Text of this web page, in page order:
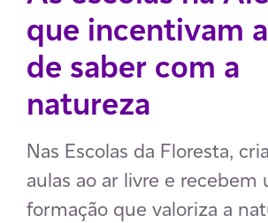
que incentivam
de saber com a
natureza
Nas Escolas da Floresta,
aulas ao ar livre e recebem
formação que valoriza a